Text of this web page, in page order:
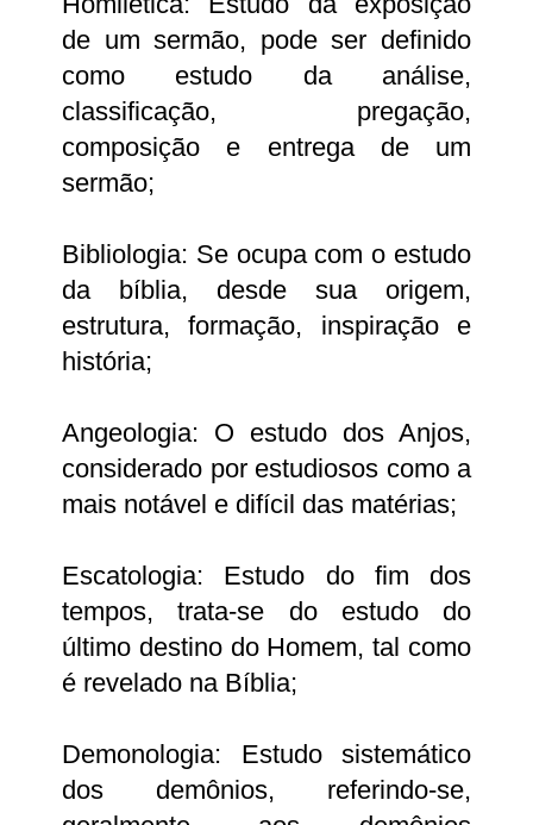
de um sermão, pode ser definido
como estudo da análise,
classificação, pregação,
composição e entrega de um
sermão;
Bibliologia: Se ocupa com o estudo
da bíblia, desde sua origem,
estrutura, formação, inspiração e
história;
Angeologia: O estudo dos Anjos,
considerado por estudiosos como a
mais notável e difícil das matérias;
Escatologia: Estudo do fim dos
tempos, trata-se do estudo do
último destino do Homem, tal como
é revelado na Bíblia;
Demonologia: Estudo sistemático
dos demônios, referindo-se,